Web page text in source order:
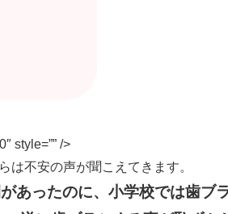
style=”” />
不安の声が聞こえてきます。
あったのに、小学校では歯ブ